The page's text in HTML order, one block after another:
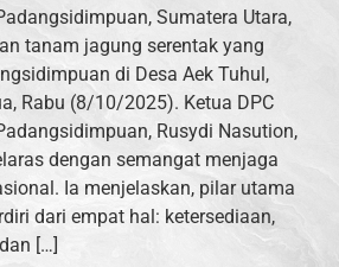
Sumatera Utara,
tanam jagung serentak yang
di Desa Aek Tuhul,
Rabu (8/10/2025). Ketua DPC
Rusydi Nasution,
dengan semangat menjaga
Ia menjelaskan, pilar utama
dari empat hal: ketersediaan,
[…]